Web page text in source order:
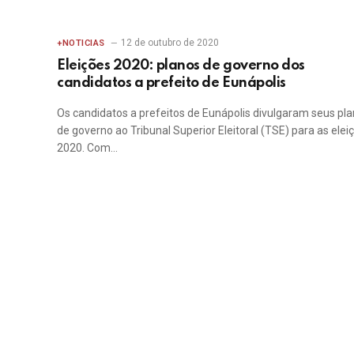
+NOTICIAS 12 de outubro de 2020
Eleições 2020: planos de governo dos
candidatos a prefeito de Eunápolis
Os candidatos a prefeitos de Eunápolis divulgaram seus
de governo ao Tribunal Superior Eleitoral (TSE) para as
2020. Com…